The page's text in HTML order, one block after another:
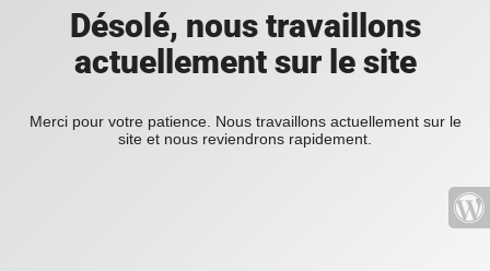
Désolé, nous travaillons
actuellement sur le site
Merci pour votre patience. Nous travaillons actuellement sur le
site et nous reviendrons rapidement.